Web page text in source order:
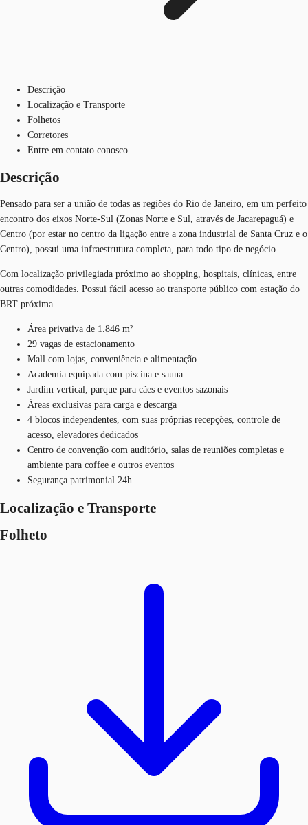
Descrição
Localização e Transporte
Folhetos
Corretores
Entre em contato conosco
Descrição
Pensado para ser a união de todas as regiões do Rio de Janeiro, em um perfeito
encontro dos eixos Norte-Sul (Zonas Norte e Sul, através de Jacarepaguá) e
Centro (por estar no centro da ligação entre a zona industrial de Santa Cruz e o
Centro), possui uma infraestrutura completa, para todo tipo de negócio.
Com localização privilegiada próximo ao shopping, hospitais, clínicas, entre
outras comodidades. Possui fácil acesso ao transporte público com estação do
BRT próxima.
Área privativa de 1.846 m²
29 vagas de estacionamento
Mall com lojas, conveniência e alimentação
Academia equipada com piscina e sauna
Jardim vertical, parque para cães e eventos sazonais
Áreas exclusivas para carga e descarga
4 blocos independentes, com suas próprias recepções, controle de
acesso, elevadores dedicados
Centro de convenção com auditório, salas de reuniões completas e
ambiente para coffee e outros eventos
Segurança patrimonial 24h
Localização e Transporte
Folheto